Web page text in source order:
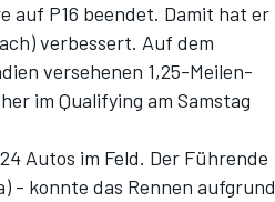
auf P16 beendet. Damit hat er
verbessert. Auf dem
versehenen 1,25-Meilen-
im Qualifying am Samstag
Autos im Feld. Der Führende
- konnte das Rennen aufgrund